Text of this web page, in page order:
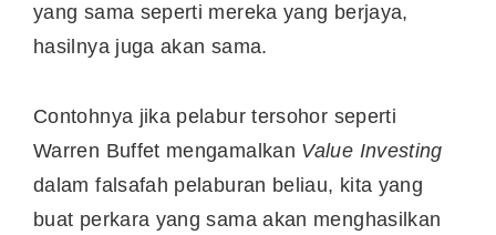
yang sama seperti mereka yang berjaya,
hasilnya juga akan sama.
Contohnya jika pelabur tersohor seperti
Warren Buffet mengamalkan Value Investing
dalam falsafah pelaburan beliau, kita yang
buat perkara yang sama akan menghasilkan